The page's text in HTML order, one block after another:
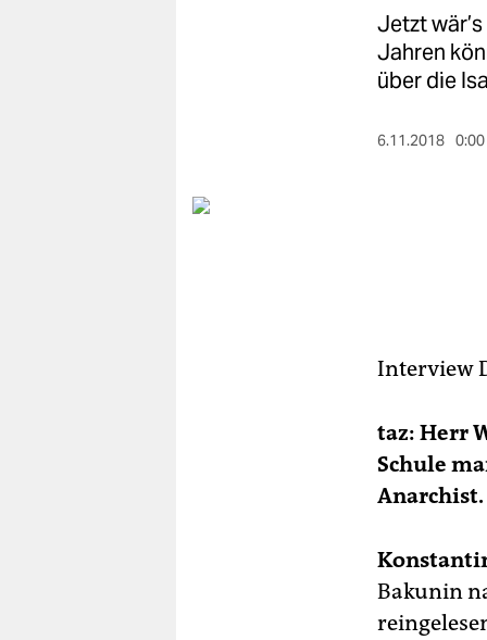
nord
Jetzt
Jahren
über die
6.11.2018
Interview
taz: Herr
Schule
Anarchist.
Bakunin